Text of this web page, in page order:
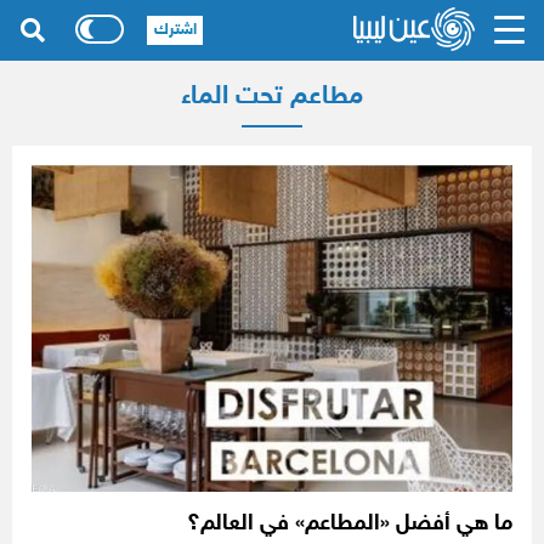
مطاعم تحت الماء
ما هي أفضل «المطاعم» في العالم؟
اشترك